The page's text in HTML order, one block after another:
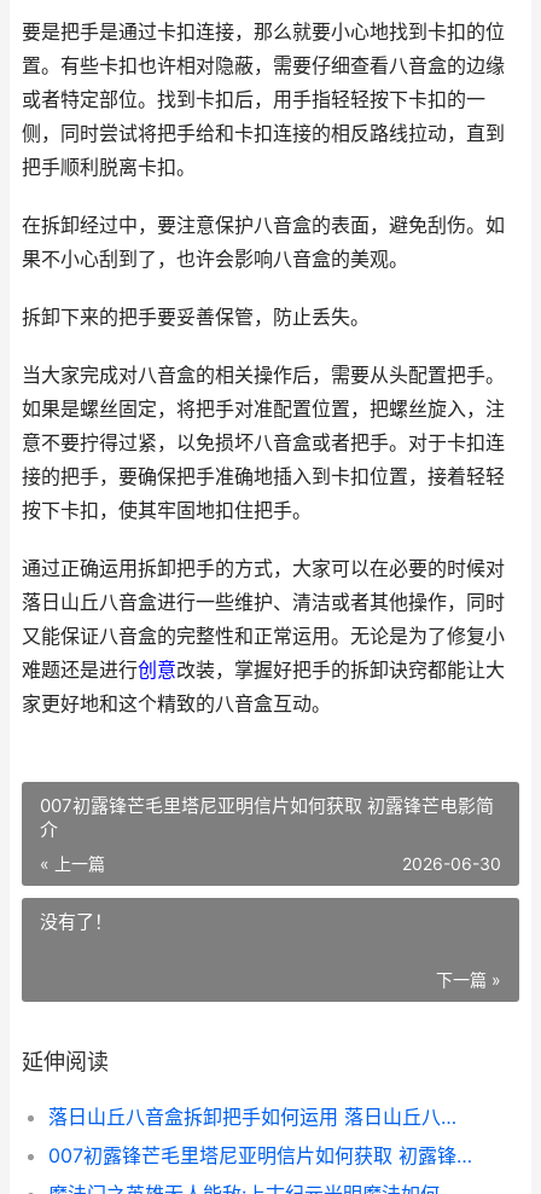
要是把手是通过卡扣连接，那么就要小心地找到卡扣的位
置。有些卡扣也许相对隐蔽，需要仔细查看八音盒的边缘
或者特定部位。找到卡扣后，用手指轻轻按下卡扣的一
侧，同时尝试将把手给和卡扣连接的相反路线拉动，直到
把手顺利脱离卡扣。
在拆卸经过中，要注意保护八音盒的表面，避免刮伤。如
果不小心刮到了，也许会影响八音盒的美观。
拆卸下来的把手要妥善保管，防止丢失。
当大家完成对八音盒的相关操作后，需要从头配置把手。
如果是螺丝固定，将把手对准配置位置，把螺丝旋入，注
意不要拧得过紧，以免损坏八音盒或者把手。对于卡扣连
接的把手，要确保把手准确地插入到卡扣位置，接着轻轻
按下卡扣，使其牢固地扣住把手。
通过正确运用拆卸把手的方式，大家可以在必要的时候对
落日山丘八音盒进行一些维护、清洁或者其他操作，同时
又能保证八音盒的完整性和正常运用。无论是为了修复小
难题还是进行创意改装，掌握好把手的拆卸诀窍都能让大
家更好地和这个精致的八音盒互动。
007初露锋芒毛里塔尼亚明信片如何获取 初露锋芒电影简
介
« 上一篇 2026-06-30
没有了！
下一篇 »
延伸阅读
落日山丘八音盒拆卸把手如何运用 落日山丘八音盒拆卸视频
007初露锋芒毛里塔尼亚明信片如何获取 初露锋芒电影简介